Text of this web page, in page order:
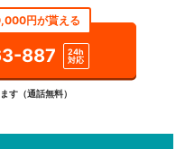
込む
円が貰える
887
24h
対応
す（通話無料）